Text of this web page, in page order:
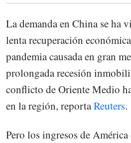
La demanda en China se ha
lenta recuperación
pandemia causada en gran
prolongada recesión
conflicto de Oriente Medio
en la región, reportaReuters.
Pero los ingresos de